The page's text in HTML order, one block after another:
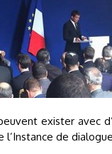
exister avec
de